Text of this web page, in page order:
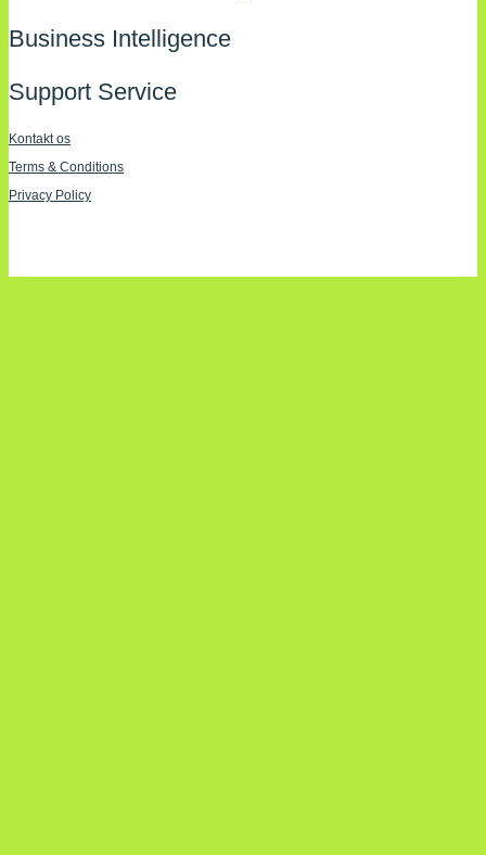
Business Intelligence
Support Service
Kontakt os
Terms & Conditions
Privacy Policy